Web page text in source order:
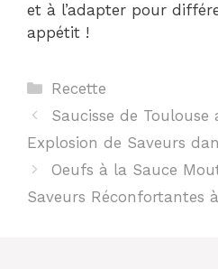
et à l’adapter pour
appétit !
Catégories
Recette
Saucisse de
Explosion de Saveurs
Oeufs à la Sauce
Saveurs Réconfortantes